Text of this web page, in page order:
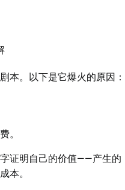
本。以下是它爆火的原因：
。
证明自己的价值——产生的
本。